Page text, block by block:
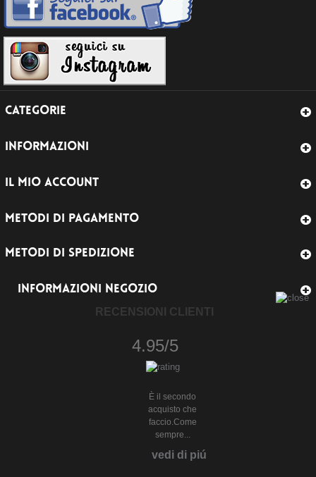
CATEGORIE
INFORMAZIONI
IL MIO ACCOUNT
METODI DI PAGAMENTO
METODI DI SPEDIZIONE
INFORMAZIONI NEGOZIO
RECENSIONI CLIENTI
4.95/5
È il secondo
acquisto che
faccio.Come
sempre...
vedi di piú